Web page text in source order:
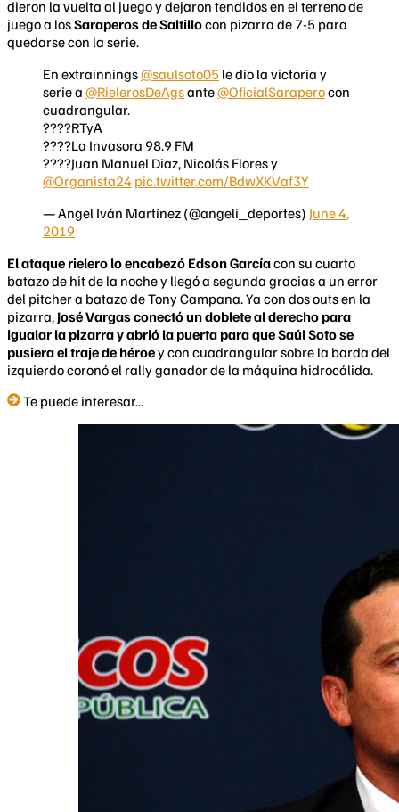
dieron la vuelta al juego y dejaron tendidos en el terreno de
juego a losSaraperos de Saltillocon pizarra de 7-5 para
quedarse con la serie.
En extrainnings@saulsoto05 le dio la victoria y
serie a @RielerosDeAgsante@OficialSaraperocon
cuadrangular.
????RTyA
????La Invasora 98.9 FM
????️Juan Manuel Diaz, Nicolás Flores y
@Organista24 pic.twitter.com/BdwXKVaf3Y
— Angel Iván Martínez (@angeli_deportes) June 4,
2019
El ataque rielero lo encabezó Edson Garcíacon su cuarto
batazo de hit de la noche y llegó a segunda gracias a un error
del pitcher a batazo de Tony Campana. Ya con dos outs en la
pizarra, José Vargas conectó un doblete al derecho para
igualar la pizarra y abrió la puerta para que Saúl Soto se
pusiera el traje de héroey con cuadrangular sobre la barda del
izquierdo coronó el rally ganador de la máquina hidrocálida.
Te puede interesar...